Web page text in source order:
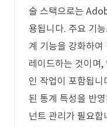
술 스택으로는
용됩니다. 주요 기
계 기능을 강화하
레이드하는 것이며
인 작업이 포함됩니
된 통계 특성을 반
넌트 관리가 필요